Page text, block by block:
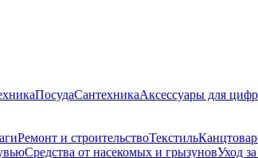
ПосудаСантехникаАксессуары для
Ремонт и строительствоТекстиль
Средства от насекомых и грызуновУход